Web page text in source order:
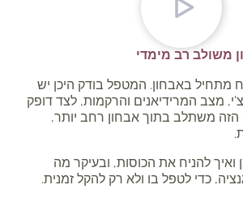
משולב רב מימדי
מתחיל באבחון. המטפל בודק היכן יש
מצב המרידיאנים והרקמות, לצד דופק
הזה משתלב בתוך אבחון רחב יותר,
ואיך להניח את הכוסות, ובעיקר מה
כדי לטפל בו ולא רק להקל זמנית.